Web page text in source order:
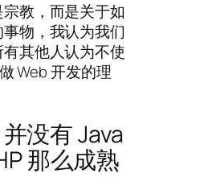
教，而是关于如
物，我认为我们
其他人认为不使
Web 开发的理
并没有 Java
那么成熟